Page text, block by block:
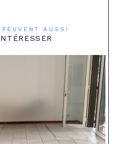
PEUVENT AUSSI